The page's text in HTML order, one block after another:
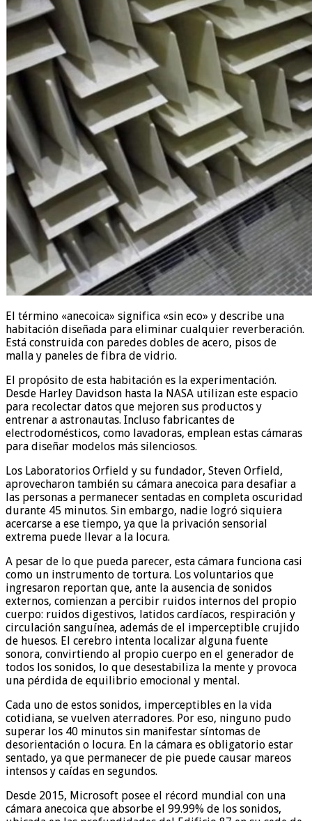
El término «anecoica» significa «sin eco» y describe una
habitación diseñada para eliminar cualquier reverberación.
Está construida con paredes dobles de acero, pisos de
malla y paneles de fibra de vidrio.
El propósito de esta habitación es la experimentación.
Desde Harley Davidson hasta la NASA utilizan este espacio
para recolectar datos que mejoren sus productos y
entrenar a astronautas. Incluso fabricantes de
electrodomésticos, como lavadoras, emplean estas cámaras
para diseñar modelos más silenciosos.
Los Laboratorios Orfield y su fundador, Steven Orfield,
aprovecharon también su cámara anecoica para desafiar a
las personas a permanecer sentadas en completa oscuridad
durante 45 minutos. Sin embargo, nadie logró siquiera
acercarse a ese tiempo, ya que la privación sensorial
extrema puede llevar a la locura.
A pesar de lo que pueda parecer, esta cámara funciona casi
como un instrumento de tortura. Los voluntarios que
ingresaron reportan que, ante la ausencia de sonidos
externos, comienzan a percibir ruidos internos del propio
cuerpo: ruidos digestivos, latidos cardíacos, respiración y
circulación sanguínea, además de el imperceptible crujido
de huesos. El cerebro intenta localizar alguna fuente
sonora, convirtiendo al propio cuerpo en el generador de
todos los sonidos, lo que desestabiliza la mente y provoca
una pérdida de equilibrio emocional y mental.
Cada uno de estos sonidos, imperceptibles en la vida
cotidiana, se vuelven aterradores. Por eso, ninguno pudo
superar los 40 minutos sin manifestar síntomas de
desorientación o locura. En la cámara es obligatorio estar
sentado, ya que permanecer de pie puede causar mareos
intensos y caídas en segundos.
Desde 2015, Microsoft posee el récord mundial con una
cámara anecoica que absorbe el 99.99% de los sonidos,